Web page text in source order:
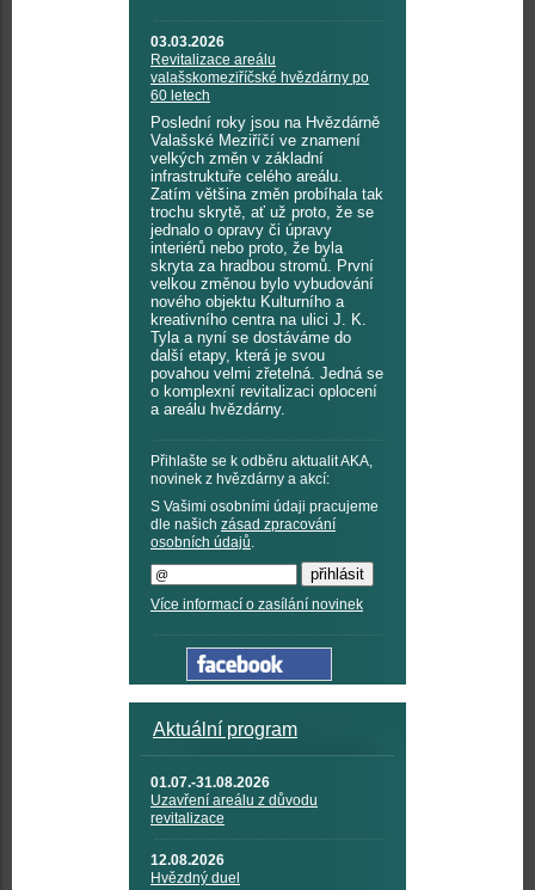
03.03.2026
Revitalizace areálu
valašskomeziříčské hvězdárny po
60 letech
Poslední roky jsou na Hvězdárně
Valašské Meziříčí ve znamení
velkých změn v základní
infrastruktuře celého areálu.
Zatím většina změn probíhala tak
trochu skrytě, ať už proto, že se
jednalo o opravy či úpravy
interiérů nebo proto, že byla
skryta za hradbou stromů. První
velkou změnou bylo vybudování
nového objektu Kulturního a
kreativního centra na ulici J. K.
Tyla a nyní se dostáváme do
další etapy, která je svou
povahou velmi zřetelná. Jedná se
o komplexní revitalizaci oplocení
a areálu hvězdárny.
Přihlašte se k odběru aktualit AKA,
novinek z hvězdárny a akcí:
S Vašimi osobními údaji pracujeme
dle našich zásad zpracování
osobních údajů.
Více informací o zasílání novinek
Aktuální program
01.07.-31.08.2026
Uzavření areálu z důvodu
revitalizace
12.08.2026
Hvězdný duel